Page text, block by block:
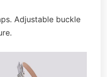
Adjustable buckle